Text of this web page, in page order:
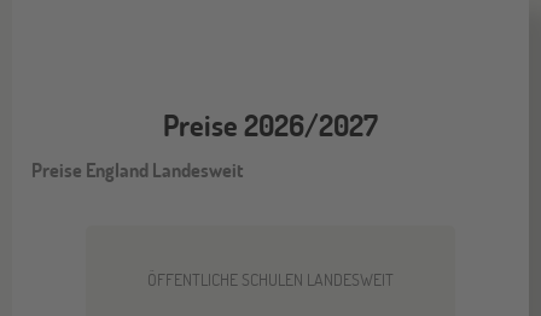
Preise 2026/2027
Preise England Landesweit
ÖFFENTLICHE SCHULEN LANDESWEIT